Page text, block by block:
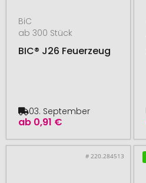
BiC
ab 300 Stück
BIC® J26 Feuerzeug
ab 0,91 €
03. September
# 220.284513